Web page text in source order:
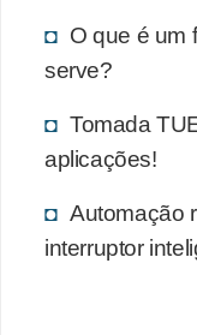
O que é um
serve?
Tomada
aplicações!
Automação
interruptor